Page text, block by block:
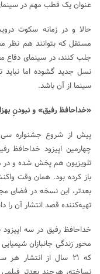
عنوان یک قطب مهم در
حالا و در زمانه سکوت
مستقل که بتوانند هم نظر
جلب کنند، در سینمای
نسل جدید گشوده اما نباید
سینما از آن باشد.
«خداحافظ رفیق» و نبودنِ بهزادپور
پیش از شروع جشنواره
چهارمین اپیزود خداحافظ
تلویزیون هم پخش شده و در
باز کرده بود. همان وقت
بعدتر، این نسخه در فضای
تهیه‌کننده قصد انتشار آن را
خداحافظ رفیق در سه
که ۲۱ سال از انتشار